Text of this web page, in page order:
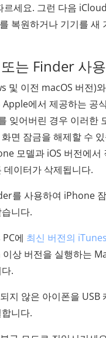
르세요. 그런 다음
복원하거나 기기를 새
는 Finder 사
및 이전 macOS 버전)
에서 제공하는 공
잊어버린 경우 이러한
면 잠금을 해제할 수
모델과 iOS 버전에서
데이터가 삭제됩니다.
를 사용하여 iPhone
니다.
에 최신 버전의
상 버전을 실행하는
.
지 않은 아이폰을 USB
니다.